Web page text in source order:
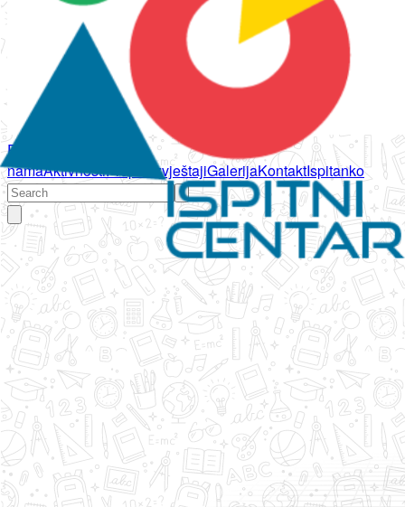
Početna
namaAktivnostiPropisi IzvještajiGalerijaKontaktIspitanko